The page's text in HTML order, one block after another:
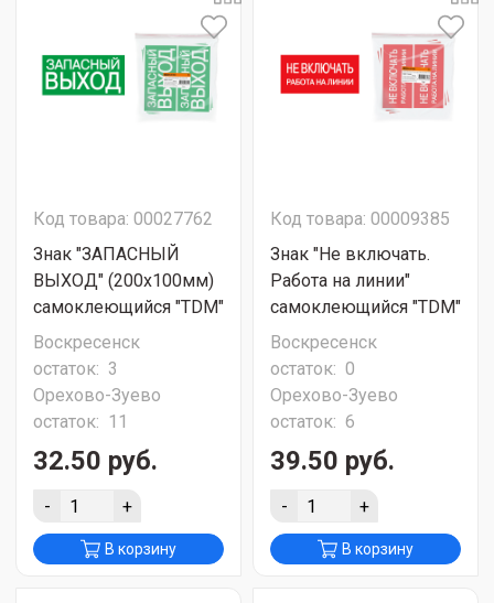
Код товара: 00027762
Знак "ЗАПАСНЫЙ
ВЫХОД" (200х100мм)
самоклеющийся "TDM"
Воскресенск
остаток: 3
Орехово-Зуево
остаток: 11
32.50 руб.
- +
В корзину
Код товара: 00009385
Знак "Не включать.
Работа на линии"
самоклеющийся "TDM"
Воскресенск
остаток: 0
Орехово-Зуево
остаток: 6
39.50 руб.
- +
В корзину